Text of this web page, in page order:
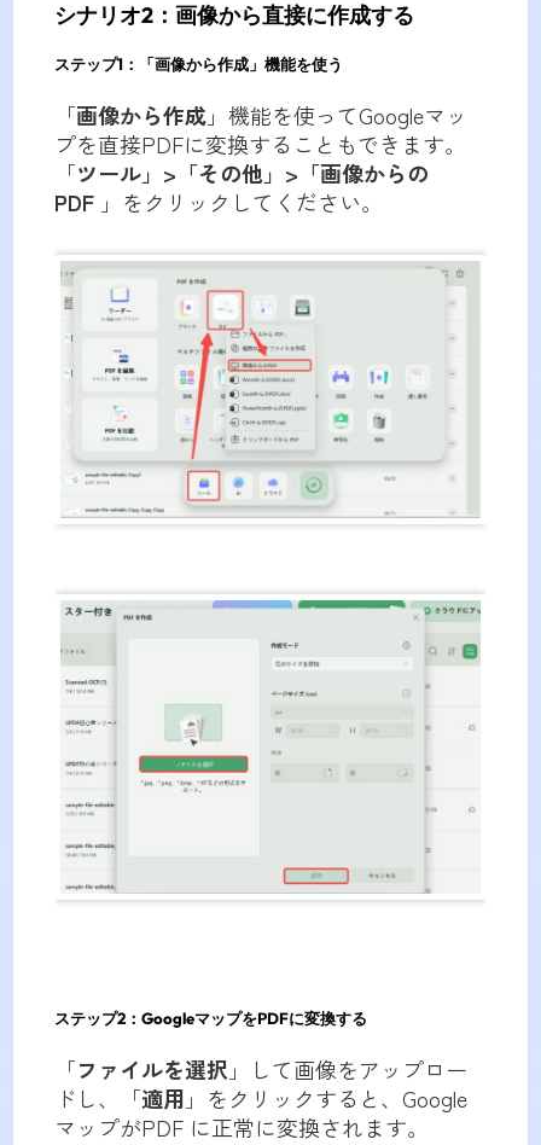
シナリオ2：画像から直接に作成する
ステップ1：「画像から作成」機能を使う
「画像から作成」機能を使ってGoogleマッ
プを直接PDFに変換することもできます。
「ツール」>「その他」>「画像からの
PDF」をクリックしてください。
ステップ2：GoogleマップをPDFに変換する
「ファイルを選択」して画像をアップロー
ドし、「適用 」をクリックすると、Google
マップがPDF に正常に変換されます。